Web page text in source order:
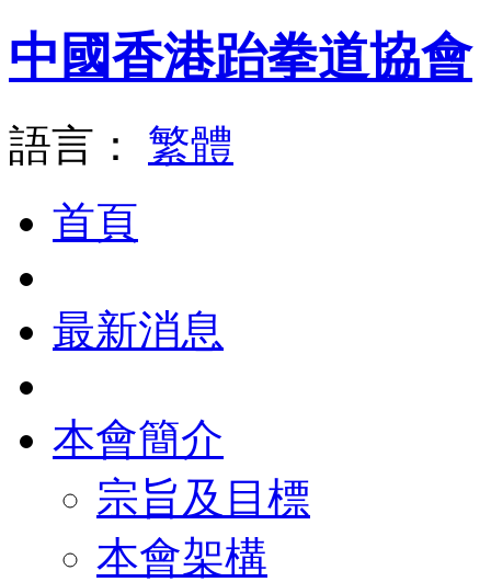
中國香港跆拳道協會
語言： 繁體
首頁
最新消息
本會簡介
宗旨及目標
本會架構